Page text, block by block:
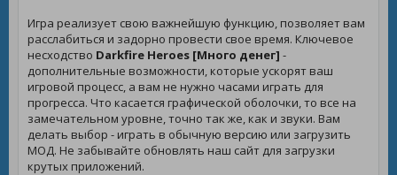
Игра реализует свою важнейшую функцию, позволяет вам
расслабиться и задорно провести свое время. Ключевое
несходство Darkfire Heroes [Много денег] -
дополнительные возможности, которые ускорят ваш
игровой процесс, а вам не нужно часами играть для
прогресса. Что касается графической оболочки, то все на
замечательном уровне, точно так же, как и звуки. Вам
делать выбор - играть в обычную версию или загрузить
МОД. Не забывайте обновлять наш сайт для загрузки
крутых приложений.